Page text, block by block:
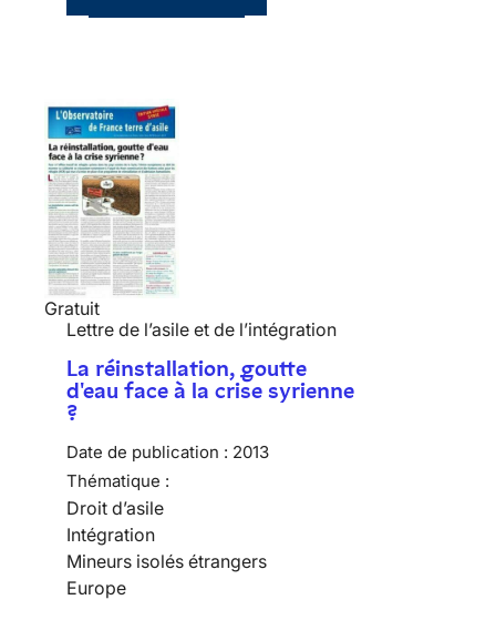
Gratuit
Lettre de l’asile et de l’intégration
La réinstallation, goutte
d'eau face à la crise syrienne
?
Date de publication : 2013
Thématique :
Droit d’asile
Intégration
Mineurs isolés étrangers
Europe